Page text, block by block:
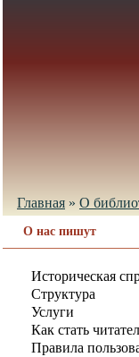
Главная » О
О нас пишут
Историческая
Структура
Услуги
Как стать
Правила